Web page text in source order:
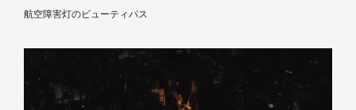
航空障害灯のビューティパス